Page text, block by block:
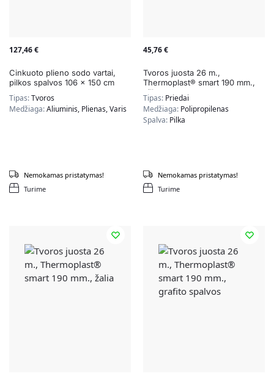
127,46€
Cinkuoto plieno sodo vartai,
pilkos spalvos 106 x 150 cm
Tipas:Tvoros
Medžiaga:Aliuminis, Plienas, Varis
Turime
Nemokamas pristatymas!
45,76€
Tvoros juosta 26 m.,
Thermoplast® smart 190 mm.,
pilka
Tipas: Priedai
Medžiaga: Polipropilenas
Spalva: Pilka
Turime
Nemokamas pristatymas!